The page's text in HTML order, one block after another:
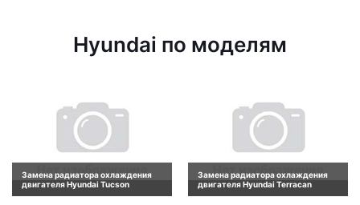
Hyundai по моделям
Замена радиатора охлаждения
двигателя Hyundai Tucson
Замена радиатора охлаждения
двигателя Hyundai Terracan